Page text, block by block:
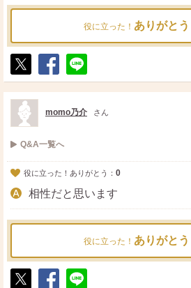
役に立った！ ありがとう
ポ
ス
ト
シ
ェ
送
る
momo乃介 さん
Q&A一覧へ
役に立った！ありがとう： 0
相性だと思います
役に立った！ ありがとう